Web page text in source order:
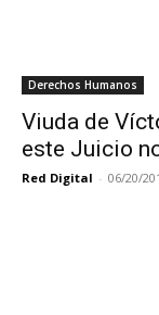
Derechos Humanos
Viuda de
este Juicio
Red Digital - 06/20/